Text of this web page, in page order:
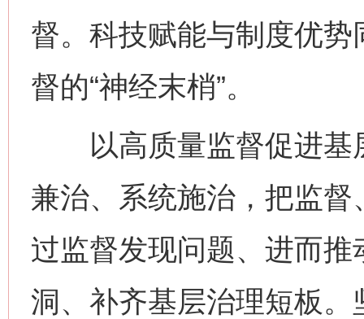
督。科技赋能与制度优
督的“神经末梢”。
以高质量监督促进基
兼治、系统施治，把监
过监督发现问题、进而
洞、补齐基层治理短板。